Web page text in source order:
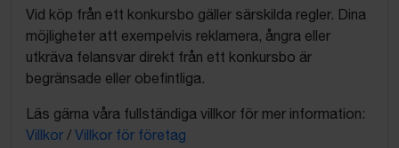
Vid köp från ett konkursbo gäller särskilda regler. Dina
möjligheter att exempelvis reklamera, ångra eller
utkräva felansvar direkt från ett konkursbo är
begränsade eller obefintliga.
Läs gärna våra fullständiga villkor för mer information:
Villkor / Villkor för företag